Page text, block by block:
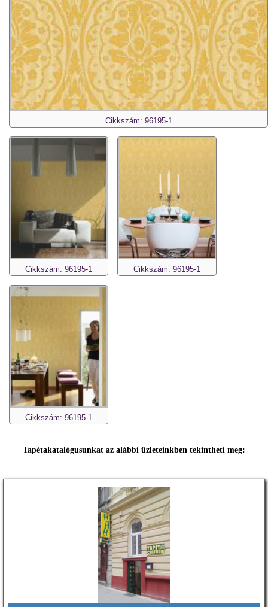
Cikkszám: 96195-1
Cikkszám: 96195-1 Cikkszám: 96195-1
Cikkszám: 96195-1
Tapétakatalógusunkat az alábbi üzleteinkben tekintheti meg: